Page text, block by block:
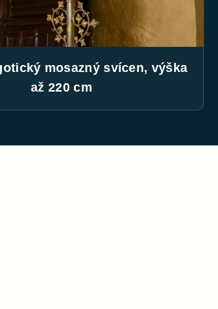
mosazný svícen, výška
až 220 cm